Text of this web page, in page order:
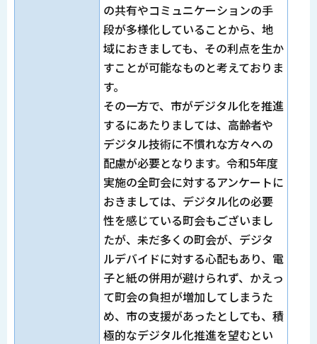
の共有やコミュニケーションの手
段が多様化していることから、地
域におきましても、その利点を生か
すことが可能なものと考えておりま
す。
その一方で、市がデジタル化を推進
するにあたりましては、高齢者や
デジタル技術に不慣れな方々への
配慮が必要となります。令和5年度
実施の全町会に対するアンケートに
おきましては、デジタル化の必要
性を感じている町会もございまし
たが、未だ多くの町会が、デジタ
ルデバイドに対する心配もあり、電
子と紙の併用が避けられず、かえっ
て町会の負担が増加してしまうた
め、市の支援があったとしても、積
極的なデジタル化推進を望むとい